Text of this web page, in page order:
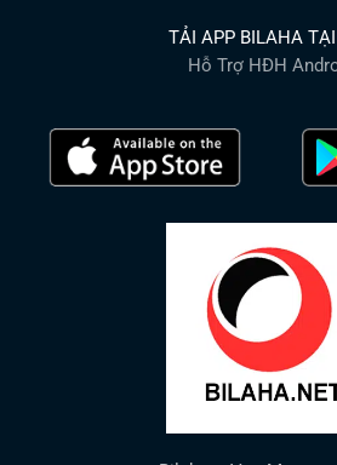
TẢI APP BILAHA
Hỗ Trợ HĐH